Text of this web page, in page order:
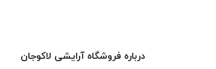
درباره فروشگاه آرایشی لاکوجان